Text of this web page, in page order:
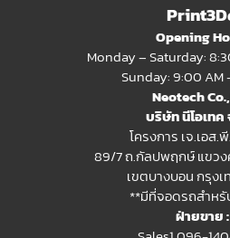
Opening
Monday – Saturday:
Sunday: 9:00 AM
Neotech
บริษัท นีโอเทค
โครงการ เจ.เอส.
89/7 ถ.กัลปพฤกษ์ แขว
เขตบางบอน กรุงเ
**มีที่จอดรถสำห
ฝ่ายขาย :